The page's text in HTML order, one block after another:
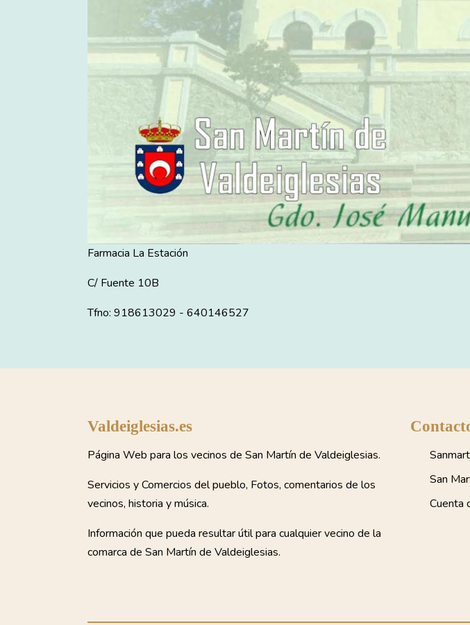
Farmacia La Estación
C/ Fuente 10B
Tfno: 918613029 - 640146527
Valdeiglesias.es
Página Web para los vecinos de San Martín de Valdeiglesias.
Servicios y Comercios del pueblo, Fotos, comentarios de los
vecinos, historia y música.
Información que pueda resultar útil para cualquier vecino de la
comarca de San Martín de Valdeiglesias.
San
Cuenta